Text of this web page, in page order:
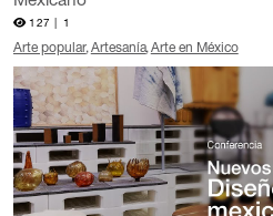
127 | 1
Arte popular Artesanía Arte en México